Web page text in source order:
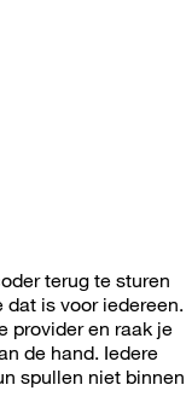
terug te sturen
is voor iedereen.
provider en raak je
de hand. Iedere
spullen niet binnen